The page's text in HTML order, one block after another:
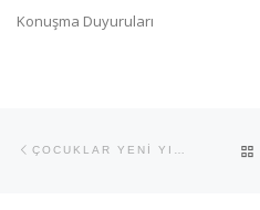
Konuşma Duyuruları
Previous post